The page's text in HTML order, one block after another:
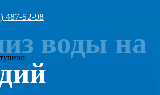
487-52-98
воды на